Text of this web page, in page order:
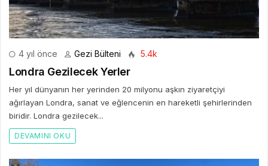
4 yıl önce Gezi Bülteni 5.4k
Londra Gezilecek Yerler
Her yıl dünyanın her yerinden 20 milyonu aşkın ziyaretçiyi
ağırlayan Londra, sanat ve eğlencenin en hareketli şehirlerinden
biridir. Londra gezilecek...
DEVAMINI OKU